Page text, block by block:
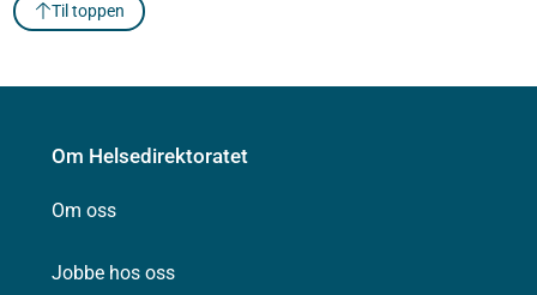
Til toppen
Om Helsedirektoratet
Om oss
Jobbe hos oss